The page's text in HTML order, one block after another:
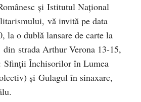
şi Istitutul Naţional
vă invită pe data
la o dublă lansare de carte la
strada Arthur Verona 13-15,
Sfinţii Închisorilor în Lumea
şi Gulagul în sinaxare,